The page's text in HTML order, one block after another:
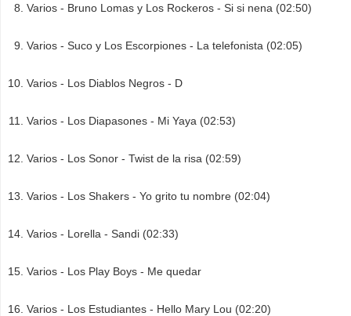
Varios - Bruno Lomas y Los Rockeros - Si si nena (02:50)
Varios - Suco y Los Escorpiones - La telefonista (02:05)
Varios - Los Diablos Negros - D
Varios - Los Diapasones - Mi Yaya (02:53)
Varios - Los Sonor - Twist de la risa (02:59)
Varios - Los Shakers - Yo grito tu nombre (02:04)
Varios - Lorella - Sandi (02:33)
Varios - Los Play Boys - Me quedar
Varios - Los Estudiantes - Hello Mary Lou (02:20)